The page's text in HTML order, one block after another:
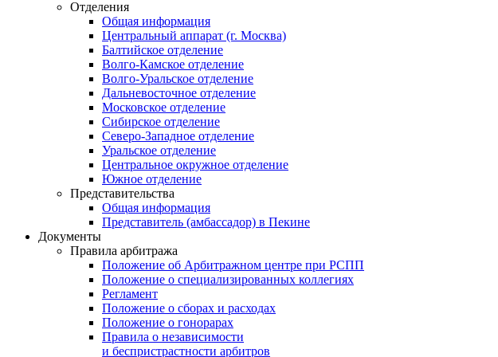
Отделения
Общая информация
Центральный аппарат (г. Москва)
Балтийское отделение
Волго-Камское отделение
Волго-Уральское отделение
Дальневосточное отделение
Московское отделение
Сибирское отделение
Северо-Западное отделение
Уральское отделение
Центральное окружное отделение
Южное отделение
Представительства
Общая информация
Представитель (амбассадор) в Пекине
Документы
Правила арбитража
Положение об Арбитражном центре при РСПП
Положение о специализированных коллегиях
Регламент
Положение о сборах и расходах
Положение о гонорарах
Правила о независимости
и беспристрастности арбитров